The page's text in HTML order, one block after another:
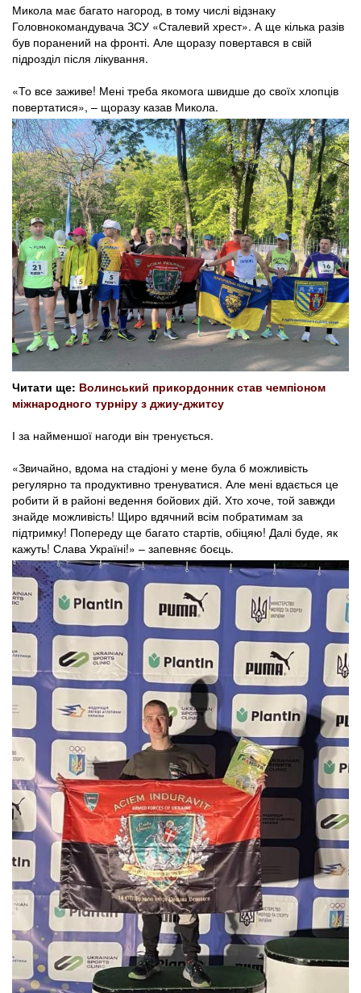
Микола має багато нагород, в тому числі відзнаку
Головнокомандувача ЗСУ «Сталевий хрест». А ще кілька разів
був поранений на фронті. Але щоразу повертався в свій
підрозділ після лікування.
«То все заживе! Мені треба якомога швидше до своїх хлопців
повертатися», – щоразу казав Микола.
Читати ще: Волинський прикордонник став чемпіоном
міжнародного турніру з джиу-джитсу
І за найменшої нагоди він тренується.
«Звичайно, вдома на стадіоні у мене була б можливість
регулярно та продуктивно тренуватися. Але мені вдається це
робити й в районі ведення бойових дій. Хто хоче, той завжди
знайде можливість! Щиро вдячний всім побратимам за
підтримку! Попереду ще багато стартів, обіцяю! Далі буде, як
кажуть! Слава Україні!» – запевняє боєць.